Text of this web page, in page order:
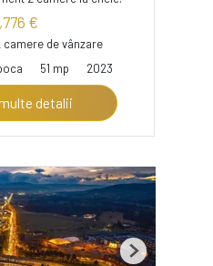
€
de vânzare
51 mp 2023
detalii
Next